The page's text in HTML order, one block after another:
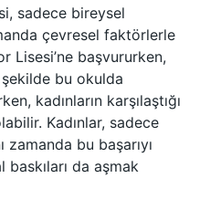
sadece bireysel
çevresel faktörlerle
Lisesi’ne başvururken,
bu okulda
kadınların karşılaştığı
Kadınlar, sadece
zamanda bu başarıyı
da aşmak